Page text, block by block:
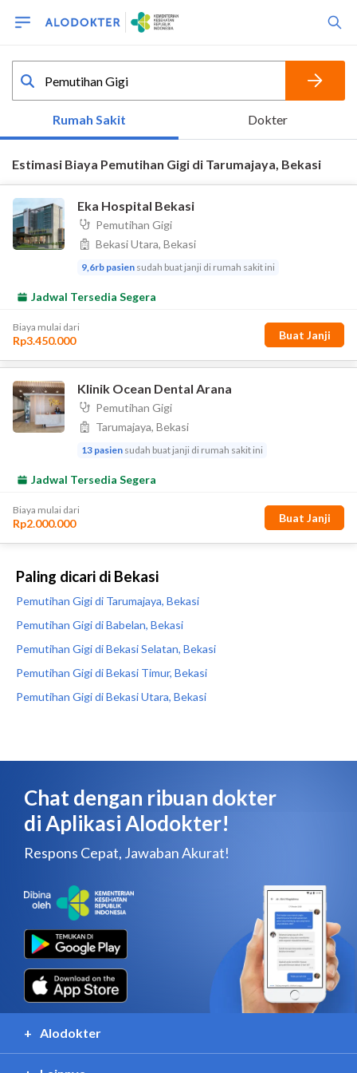
Paling dicari di Bekasi
Pemutihan Gigi di Tarumajaya, Bekasi
Pemutihan Gigi di Babelan, Bekasi
Pemutihan Gigi di Bekasi Selatan, Bekasi
Pemutihan Gigi di Bekasi Timur, Bekasi
Pemutihan Gigi di Bekasi Utara, Bekasi